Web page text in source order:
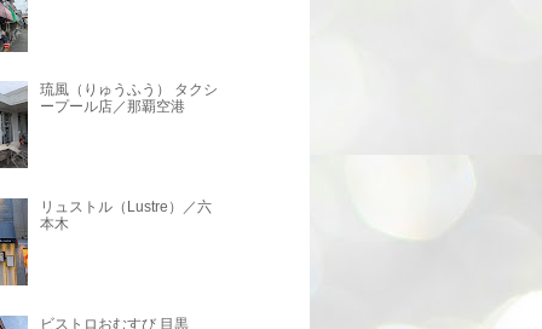
琉風（りゅうふう） タクシ
ープール店／那覇空港
リュストル（Lustre）／六
本木
ビストロおむすび 目黒